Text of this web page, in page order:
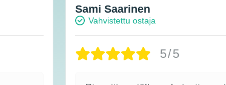
Sami Saarinen
Vahvistettu ostaja
5/5